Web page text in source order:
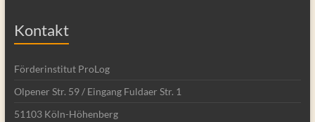
Kontakt
Förderinstitut ProLog
Olpener Str. 59 / Eingang Fuldaer Str. 1
51103 Köln-Höhenberg